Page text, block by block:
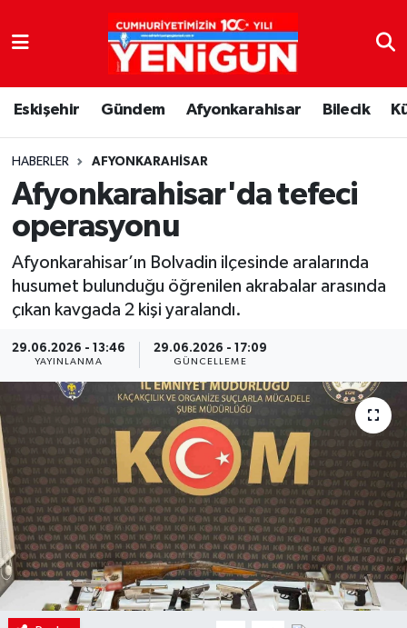
Eskişehir Gündem Afyonkarahisar Bilecik
HABERLER AFYONKARAHISAR
Afyonkarahisar'da tefeci
operasyonu
Afyonkarahisar’ın Bolvadin ilçesinde aralarında
husumet bulunduğu öğrenilen akrabalar arasında
çıkan kavgada 2 kişi yaralandı.
29.06.2026 - 13:46
YAYINLANMA
29.06.2026 - 17:09
GÜNCELLEME
Nöbetçi Eczaneler
Hava Durumu
Trafik Durumu
Süper Lig Puan Durumu ve Fikstür
Tüm Manşetler
Son Dakika Haberleri
Haber Arşivi